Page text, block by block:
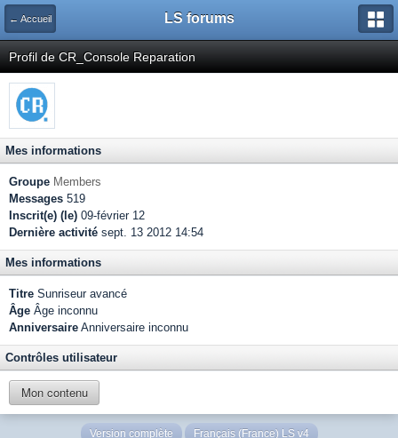
← Accueil LS forums
Profil de CR_Console Reparation
Mes informations
Groupe Members
Messages 519
Inscrit(e) (le) 09-février 12
Dernière activité sept. 13 2012 14:54
Mes informations
Titre Sunriseur avancé
Âge Âge inconnu
Anniversaire Anniversaire inconnu
Contrôles utilisateur
Mon contenu
Version complète Français (France) LS v4